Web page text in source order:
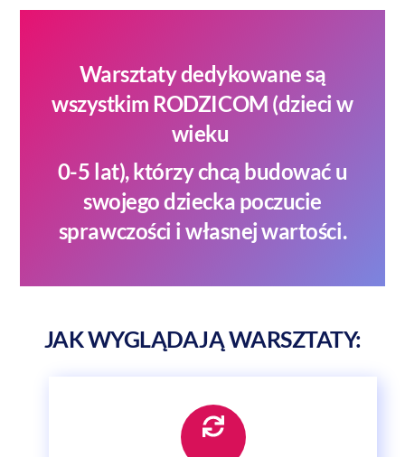
Warsztaty dedykowane są
wszystkim RODZICOM (dzieci w
wieku
0-5 lat), którzy chcą budować u
swojego dziecka poczucie
sprawczości i własnej wartości.
JAK WYGLĄDAJĄ WARSZTATY:
Icon